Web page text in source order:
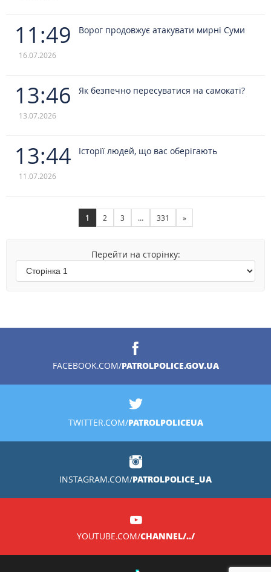
11:49
16.07.2026
Ворог продовжує атакувати мирні Суми
13:46
13.07.2026
Як безпечно пересуватися на самокаті?
13:44
11.07.2026
Історії людей, що вас оберігають
1 2 3 … 331 »
Перейти на сторінку:
FACEBOOK.COM/PATROLPOLICE.GOV.UA
TWITTER.COM/PATROLPOLICEUA
INSTAGRAM.COM/PATROLPOLICE_UA
YOUTUBE.COM/CHANNEL/../